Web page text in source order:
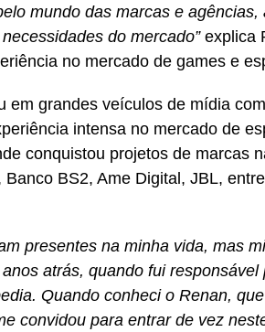
mundo das marcas e
do mercado”explica
no mercado de games e
em grandes veículos de mídia
intensa no mercado de
conquistou projetos de marcas
BS2, Ame Digital, JBL,
presentes na minha vida, mas
atrás, quando fui
Quando conheci o Renan,
convidou para entrar de vez